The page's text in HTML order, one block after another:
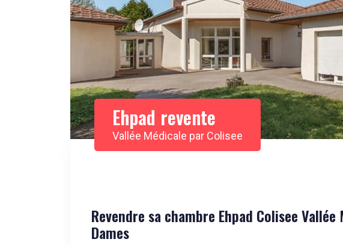
Ehpad revente
Vallée Médicale par Colisee
Revendre sa chambre Ehpad Colisee
Dames